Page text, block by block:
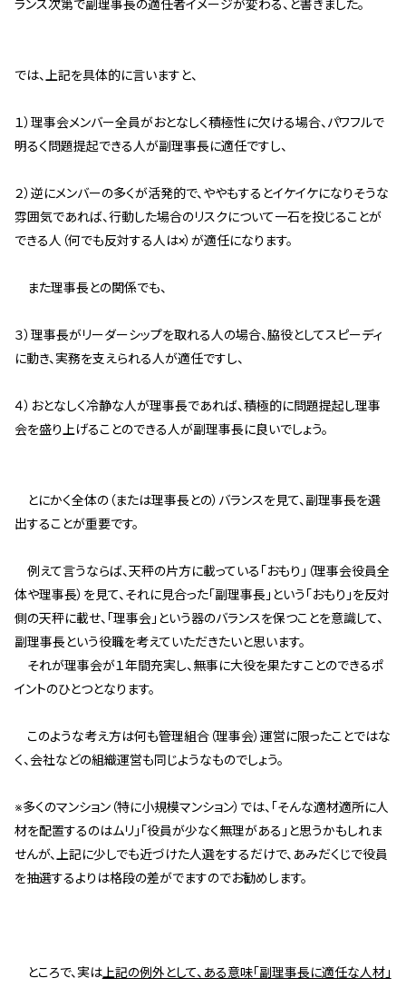
ランス次第で副理事長の適任者イメージが変わる、と書きました。
では、上記を具体的に言いますと、
１）理事会メンバー全員がおとなしく積極性に欠ける場合、パワフルで
明るく問題提起できる人が副理事長に適任ですし、
２）逆にメンバーの多くが活発的で、ややもするとイケイケになりそうな
雰囲気であれば、行動した場合のリスクについて一石を投じることが
できる人（何でも反対する人は×）が適任になります。
また理事長との関係でも、
３）理事長がリーダーシップを取れる人の場合、脇役としてスピーディ
に動き、実務を支えられる人が適任ですし、
４）おとなしく冷静な人が理事長であれば、積極的に問題提起し理事
会を盛り上げることのできる人が副理事長に良いでしょう。
とにかく全体の（または理事長との）バランスを見て、副理事長を選
出することが重要です。
例えて言うならば、天秤の片方に載っている「おもり」（理事会役員全
体や理事長）を見て、それに見合った「副理事長」という「おもり」を反対
側の天秤に載せ、「理事会」という器のバランスを保つことを意識して、
副理事長という役職を考えていただきたいと思います。
それが理事会が１年間充実し、無事に大役を果たすことのできるポ
イントのひとつとなります。
このような考え方は何も管理組合（理事会）運営に限ったことではな
く、会社などの組織運営も同じようなものでしょう。
※多くのマンション（特に小規模マンション）では、「そんな適材適所に人
材を配置するのはムリ」「役員が少なく無理がある」と思うかもしれま
せんが、上記に少しでも近づけた人選をするだけで、あみだくじで役員
を抽選するよりは格段の差がでますのでお勧めします。
ところで、実は上記の例外として、ある意味「副理事長に適任な人材」
建物・設備維持
大規模修繕のご意見番 »
メルの防火管理者
会社案内
会社概要
スタッフ紹介 »
コラム